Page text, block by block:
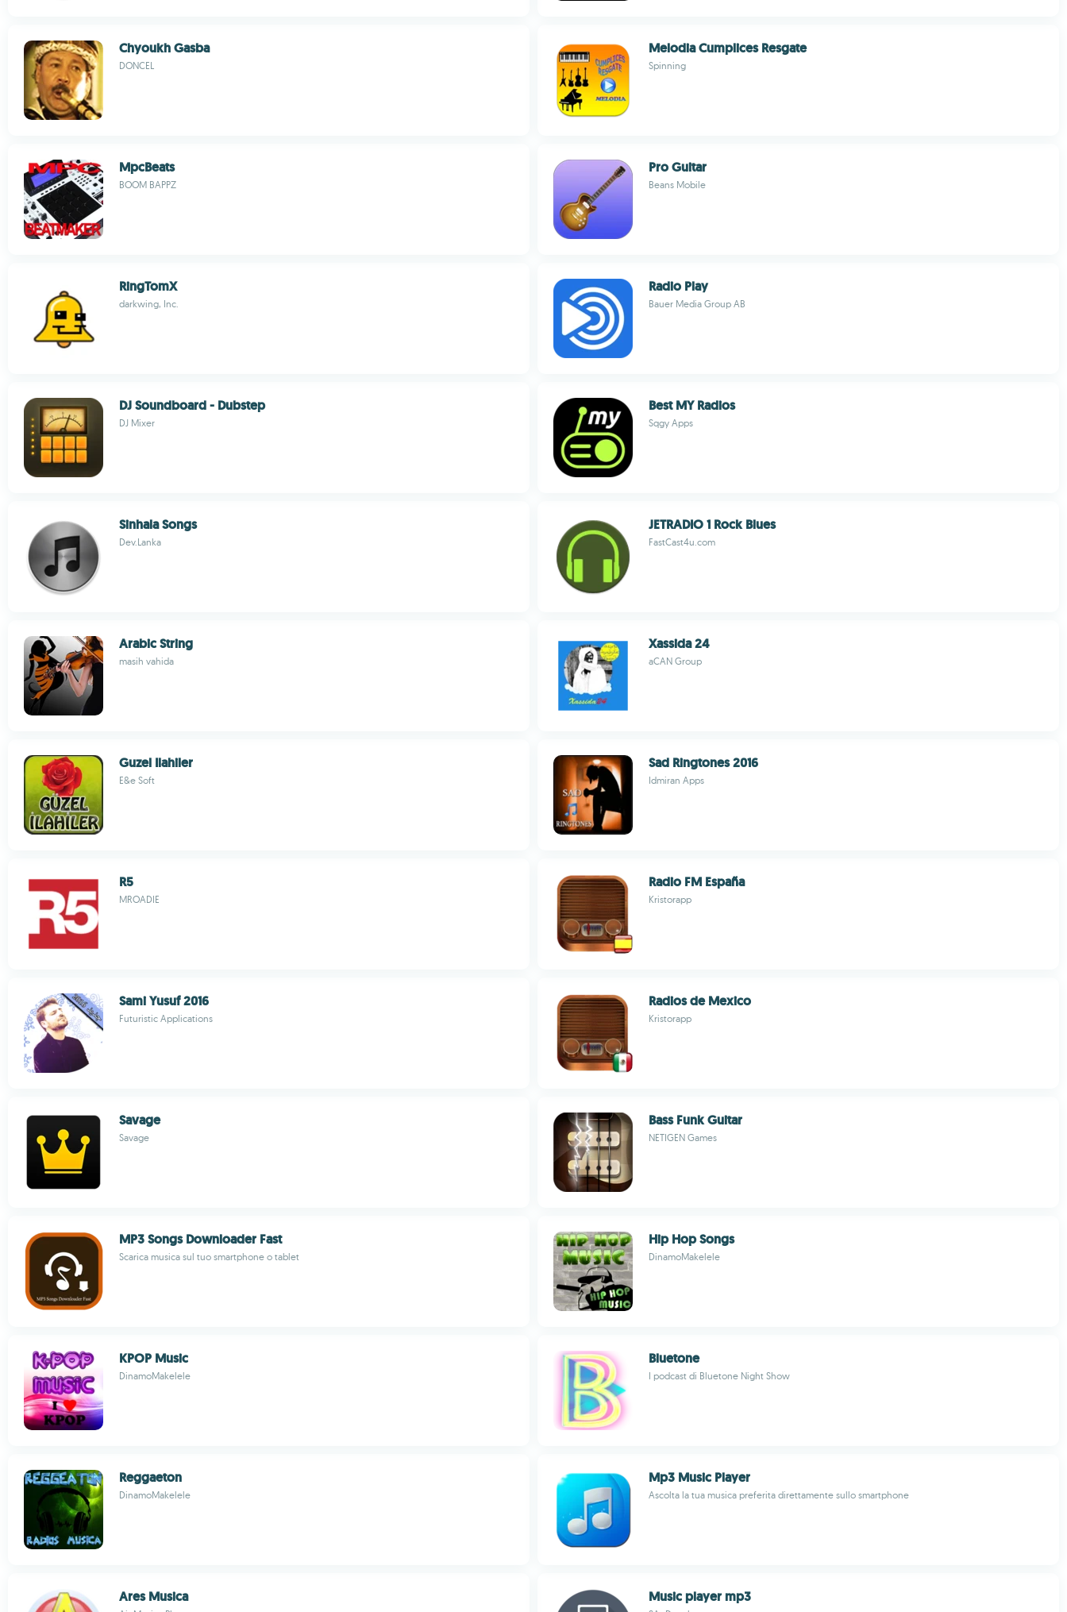
Chyoukh Gasba
DONCEL
Melodia Cumplices Resgate
Spinning
MpcBeats
BOOM BAPPZ
Pro Guitar
Beans Mobile
RingTomX
darkwing, Inc.
Radio Play
Bauer Media Group AB
DJ Soundboard - Dubstep
DJ Mixer
Best MY Radios
Sqgy Apps
Sinhala Songs
Dev.Lanka
JETRADIO 1 Rock Blues
FastCast4u.com
Arabic String
masih vahida
Xassida 24
aCAN Group
Guzel Ilahiler
E&e Soft
Sad Ringtones 2016
Idmiran Apps
R5
MROADIE
Radio FM España
Kristorapp
Sami Yusuf 2016
Futuristic Applications
Radios de Mexico
Kristorapp
Savage
Savage
Bass Funk Guitar
NETIGEN Games
MP3 Songs Downloader Fast
Scarica musica sul tuo smartphone o tablet
Hip Hop Songs
DinamoMakelele
KPOP Music
DinamoMakelele
Bluetone
I podcast di Bluetone Night Show
Reggaeton
DinamoMakelele
Mp3 Music Player
Ascolta la tua musica preferita direttamente sullo smartphone
Ares Musica Music player mp3